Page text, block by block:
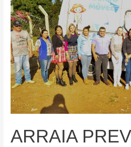
São
Bolsistas
do
Geração
Olímpica,
o
Maior
Programa
do
ARRAIA